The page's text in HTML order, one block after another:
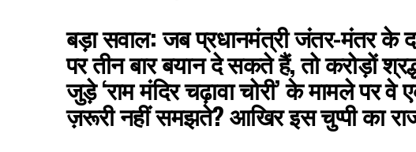
बड़ा सवाल:जब प्रधानमंत्री जंतर-मंतर के
पर तीन बार बयान दे सकते हैं, तो करोड़ों
जुड़े ‘राम मंदिर चढ़ावा चोरी’ के मामले पर वे
ज़रूरी नहीं समझते? आखिर इस चुप्पी का